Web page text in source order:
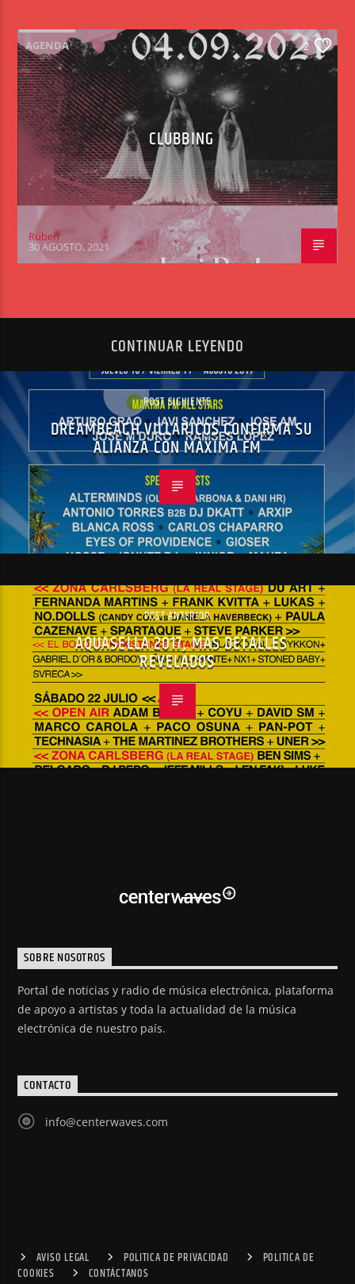
AGENDA 2
CLUBBING
Ruben
30 AGOSTO, 2021
CONTINUAR LEYENDO
POST SIGUIENTE
DREAMBEACH VILLARICOS CONFIRMA SU
ALIANZA CON MAXIMA FM
POST ANTERIOR
AQUASELLA 2017, MÁS DETALLES
REVELADOS
SOBRE NOSOTROS
Portal de noticias y radio de música electrónica, plataforma
de apoyo a artistas y toda la actualidad de la música
electrónica de nuestro país.
CONTACTO
info@centerwaves.com
AVISO LEGAL POLITICA DE PRIVACIDAD
POLITICA DE
COOKIES
CONTÁCTANOS